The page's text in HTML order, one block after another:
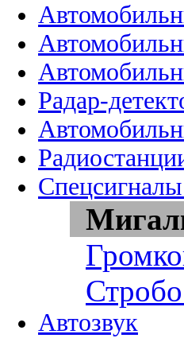
Радар-
Автозвук